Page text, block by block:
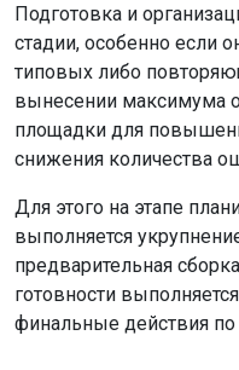
Подготовка и
стадии, особенно если
типовых либо
вынесении максимума
площадки для
снижения количества
Для этого на этапе
выполняется
предварительная
готовности
финальные действия по